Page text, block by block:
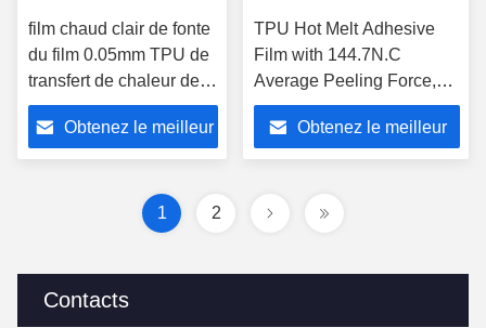
Contacts
film chaud clair de fonte
du film 0.05mm TPU de
transfert de chaleur de
480mm pour la
chaussure de tissu de
textile
Obtenez le meilleur
TPU Hot Melt Adhesive
Film with 144.7N.C
Average Peeling Force,
High Humidity Resistance,
and Release Paper Base
for Strong Adhesion
Obtenez le meilleur
1 2